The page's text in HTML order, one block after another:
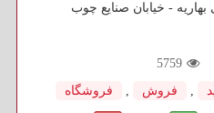
- خیابان صنایع چوب
5759
فروش فروشگاه